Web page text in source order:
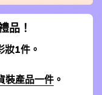
品！
1件。
裝產品一件 。